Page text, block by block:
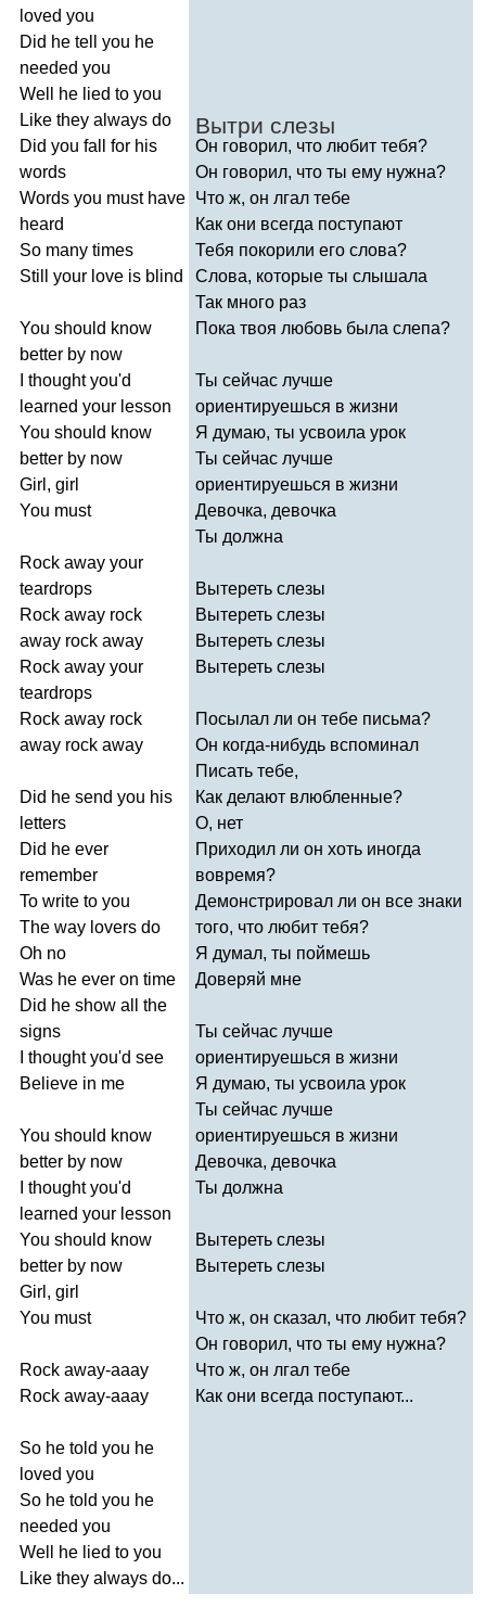
loved you
Did he tell you he
needed you
Well
he lied to you
Like they always do
Did you fall for his
words
Words you must have
heard
So many times
Still
your love is blind
You should know
better by now
thought you'd
learned your lesson
You should know
better by now
Girl , girl
You must
Rock away your
teardrops
Rock away rock
away rock away
Rock away your
teardrops
Rock away rock
away rock away
Did he send you his
letters
Did he ever
remember
To write to you
The way lovers do
Oh no
Was he ever on time
Did he show all
the
signs
thought you'd see
Believe in me
You should know
better by now
thought you'd
learned your lesson
You should know
better by now
Girl , girl
You must
Rock away-aaay
Rock away-aaay
So he told you he
loved you
So he told you he
needed you
Well
he lied to you
Like they always do...
Вытри слезы
Он говорил, что любит тебя?
Он говорил, что ты ему нужна?
Что ж, он лгал тебе
Как они всегда поступают
Тебя покорили его слова?
Слова, которые ты слышала
Так много раз
Пока твоя любовь была слепа?
Ты сейчас лучше
ориентируешься в жизни
Я думаю, ты усвоила урок
Ты сейчас лучше
ориентируешься в жизни
Девочка, девочка
Ты должна
Вытереть слезы
Вытереть слезы
Вытереть слезы
Вытереть слезы
Посылал ли он тебе письма?
Он когда-нибудь вспоминал
Писать тебе,
Как делают влюбленные?
О, нет
Приходил ли он хоть иногда
вовремя?
Демонстрировал ли он все знаки
того, что любит тебя?
Я думал, ты поймешь
Доверяй мне
Ты сейчас лучше
ориентируешься в жизни
Я думаю, ты усвоила урок
Ты сейчас лучше
ориентируешься в жизни
Девочка, девочка
Ты должна
Вытереть слезы
Вытереть слезы
Что ж, он сказал, что любит тебя?
Он говорил, что ты ему нужна?
Что ж, он лгал тебе
Как они всегда поступают...